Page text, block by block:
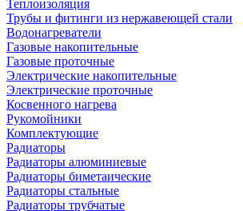
Теплоизоляция
Трубы и фитинги из нержавеющей стали
Водонагреватели
Газовые накопительные
Газовые проточные
Электрические накопительные
Электрические проточные
Косвенного нагрева
Рукомойники
Комплектующие
Радиаторы
Радиаторы алюминиевые
Радиаторы биметаические
Радиаторы стальные
Радиаторы трубчатые